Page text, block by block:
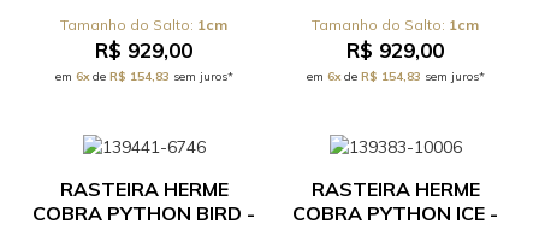
CAMELO - REF
17.0.062C
1cm
R$ 929,00
em 6xde R$ 154,83 sem juros*
1cm
R$ 929,00
em 6xde R$ 154,83 sem juros*
RASTEIRA HERME
COBRA PYTHON BIRD -
RASTEIRA HERME
COBRA PYTHON ICE -